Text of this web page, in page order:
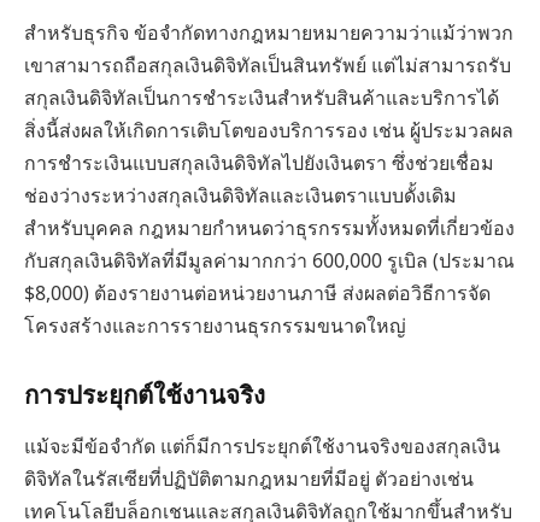
สำหรับธุรกิจ ข้อจำกัดทางกฎหมายหมายความว่าแม้ว่าพวก
เขาสามารถถือสกุลเงินดิจิทัลเป็นสินทรัพย์ แต่ไม่สามารถรับ
สกุลเงินดิจิทัลเป็นการชำระเงินสำหรับสินค้าและบริการได้
สิ่งนี้ส่งผลให้เกิดการเติบโตของบริการรอง เช่น ผู้ประมวลผล
การชำระเงินแบบสกุลเงินดิจิทัลไปยังเงินตรา ซึ่งช่วยเชื่อม
ช่องว่างระหว่างสกุลเงินดิจิทัลและเงินตราแบบดั้งเดิม
สำหรับบุคคล กฎหมายกำหนดว่าธุรกรรมทั้งหมดที่เกี่ยวข้อง
กับสกุลเงินดิจิทัลที่มีมูลค่ามากกว่า 600,000 รูเบิล (ประมาณ
$8,000) ต้องรายงานต่อหน่วยงานภาษี ส่งผลต่อวิธีการจัด
โครงสร้างและการรายงานธุรกรรมขนาดใหญ่
การประยุกต์ใช้งานจริง
แม้จะมีข้อจำกัด แต่ก็มีการประยุกต์ใช้งานจริงของสกุลเงิน
ดิจิทัลในรัสเซียที่ปฏิบัติตามกฎหมายที่มีอยู่ ตัวอย่างเช่น
เทคโนโลยีบล็อกเชนและสกุลเงินดิจิทัลถูกใช้มากขึ้นสำหรับ